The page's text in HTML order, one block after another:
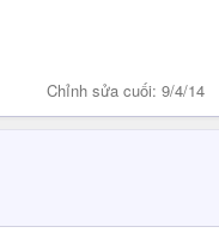
Chỉnh sửa cuối: 9/4/14